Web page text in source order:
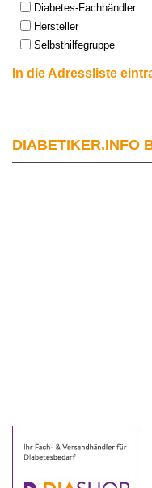
Diabetes-Fachhändler
Hersteller
Selbsthilfegruppe
In die Adressliste
DIABETIKER.INFO